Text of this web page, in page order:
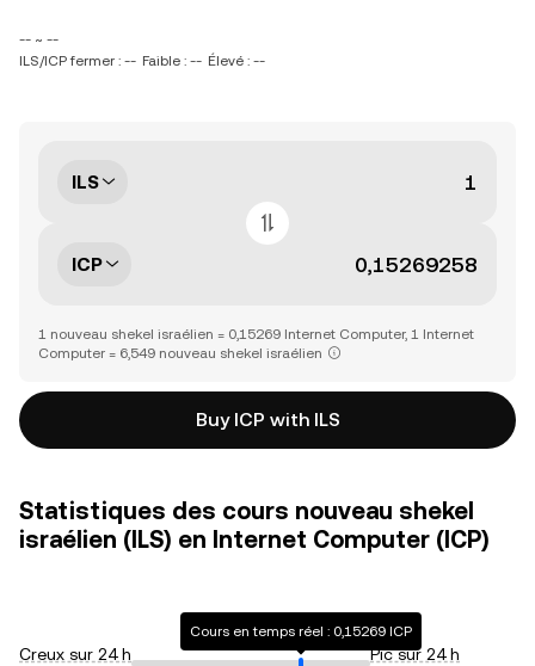
-- ~ --
ILS/ICP fermer : -- Faible : -- Élevé : --
ILS
ICP
1 nouveau shekel israélien = 0,15269 Internet Computer, 1 Internet
Computer = 6,549 nouveau shekel israélien
Buy ICP with ILS
Statistiques des cours nouveau shekel
israélien (ILS) en Internet Computer (ICP)
Creux sur 24 h
Cours en temps réel : 0,15269 ICP
Pic sur 24 h